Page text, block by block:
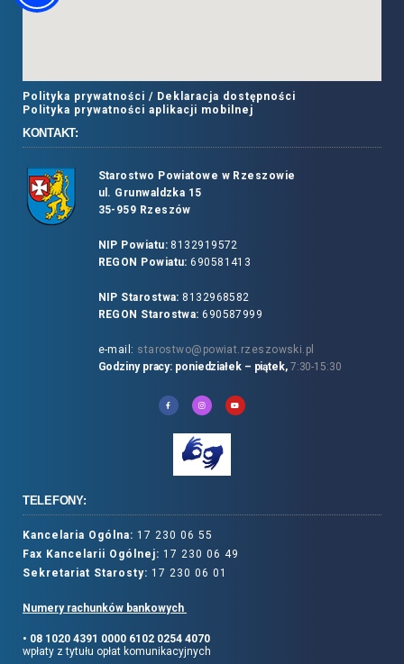
Polityka prywatności / Deklaracja dostępności
Polityka prywatności aplikacji mobilnej
KONTAKT:
Starostwo Powiatowe w Rzeszowie
ul. Grunwaldzka 15
35-959 Rzeszów
NIP Powiatu:8132919572
REGON Powiatu: 690581413
NIP Starostwa: 8132968582
REGON Starostwa: 690587999
e-mail: starostwo@powiat.rzeszowski.pl
Godziny pracy: poniedziałek – piątek, 7:30-15:30
TELEFONY:
Kancelaria Ogólna: 17 230 06 55
Fax Kancelarii Ogólnej: 17 230 06 49
Sekretariat Starosty: 17 230 06 01
Numery rachunków bankowych
• 08 1020 4391 0000 6102 0254 4070
wpłaty z tytułu opłat komunikacyjnych